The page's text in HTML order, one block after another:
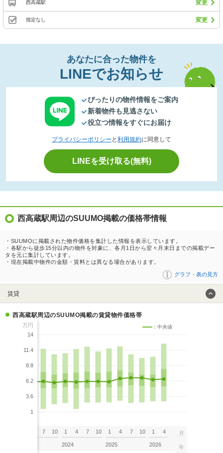
西高蔵駅 変更
指定なし 変更
あなたに合った物件を
LINEでお知らせ
ぴったりの物件情報をご案内
新着物件も見逃さない
役立つ情報をすぐにお届け
プライバシーポリシー と 利用規約に同意して
LINEを受け取る(無料)
西高蔵駅周辺のSUUMO掲載の価格帯情報
・SUUMOに掲載された物件価格を集計した情報を表示しています。
・各駅から徒歩15分以内の物件を対象に、各月1日から翌々月末日までの掲載デー
タを元に集計しています。
・現在掲載中物件の金額・賃料とは異なる場合があります。
グラフ・表の見方
賃貸
西高蔵駅周辺のSUUMO掲載の賃貸物件価格帯
万円
14
11.4
8.8
6.2
3.6
1
：中央値
7 10 1 4 7 10
2024
1 4 7 10
2025
1 4
2026
月
年